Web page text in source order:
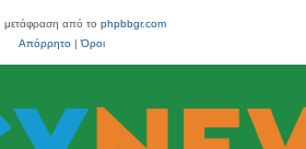
μετάφραση από το phpbbgr.com
Απόρρητο|Όροι